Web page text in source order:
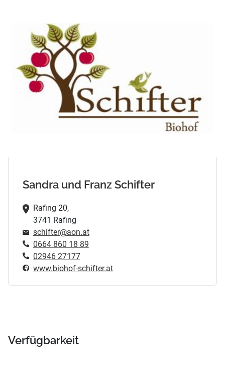
Sandra und Franz Schifter
Rafing 20,
3741 Rafing
schifter@aon.at
0664 860 18 89
02946 27177
www.biohof-schifter.at
Verfügbarkeit